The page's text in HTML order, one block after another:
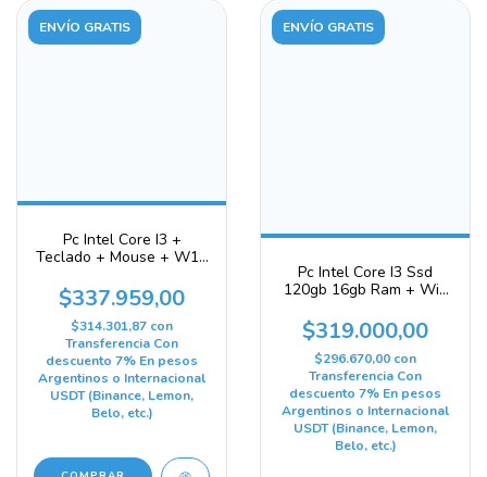
ENVÍO GRATIS
Pc Intel Core I3 +
Teclado + Mouse + W11
Gb Gráficos Integrados
Intel Hd Graphics 2500
$337.959,00
$314.301,87 con
Transferencia Con
descuento 7% En pesos
Argentinos o Internacional
USDT (Binance, Lemon,
Belo, etc.)
ENVÍO GRATIS
Pc Intel Core I3 Ssd
120gb 16gb Ram + Wifi
Intel Hd Graphics 2500
$319.000,00
$296.670,00 con
Transferencia Con
descuento 7% En pesos
Argentinos o Internacional
USDT (Binance, Lemon,
Belo, etc.)